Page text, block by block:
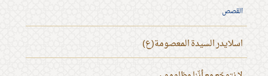
القصص
اسلايدر السيدة المعصومة(ع)